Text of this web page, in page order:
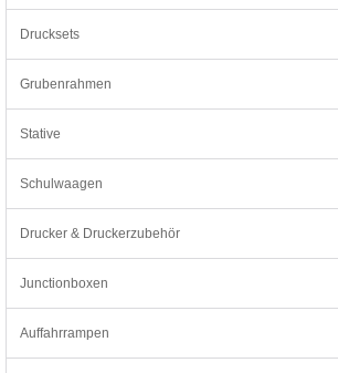
Drucksets
Grubenrahmen
Stative
Schulwaagen
Drucker & Druckerzubehör
Junctionboxen
Auffahrrampen